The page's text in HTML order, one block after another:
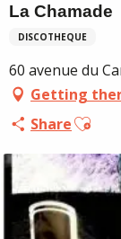
La Chamade
DISCOTHEQUE
60 avenue du
Getting
Share